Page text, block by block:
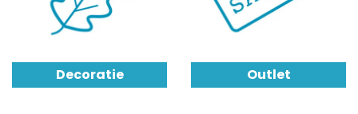
Decoratie Outlet